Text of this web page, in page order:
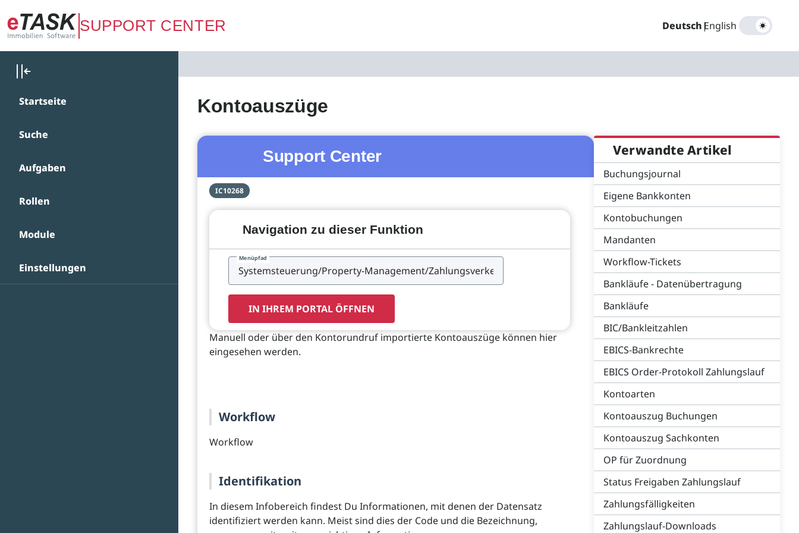
Zum Hauptinhalt springen
SUPPORT CENTER Deutsch|
English
Startseite
Suche
Aufgaben
Rollen
Module
Einstellungen
Kontoauszüge
Support Center
IC10268
Navigation zu dieser Funktion
Menüpfad
IN IHREM PORTAL ÖFFNEN
Manuell oder über den Kontorundruf importierte Kontoauszüge können hier
eingesehen werden.
Workflow
Workflow
Identifikation
In diesem Infobereich findest Du Informationen, mit denen der Datensatz
identifiziert werden kann. Meist sind dies der Code und die Bezeichnung,
Verwandte Artikel
Buchungsjournal
Eigene Bankkonten
Kontobuchungen
Mandanten
Workflow-Tickets
Bankläufe - Datenübertragung
Bankläufe
BIC/Bankleitzahlen
EBICS-Bankrechte
EBICS Order-Protokoll Zahlungslauf
Kontoarten
Kontoauszug Buchungen
Kontoauszug Sachkonten
OP für Zuordnung
Status Freigaben Zahlungslauf
Zahlungsfälligkeiten
Zahlungslauf-Downloads